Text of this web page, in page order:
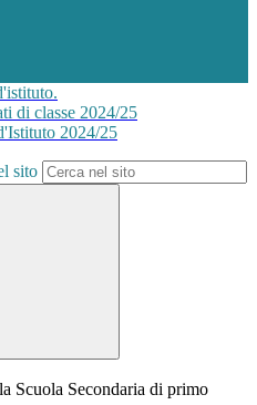
di classe 2024/25
2024/25
sito
Scuola Secondaria di primo